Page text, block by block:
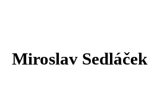
Miroslav Sedláček